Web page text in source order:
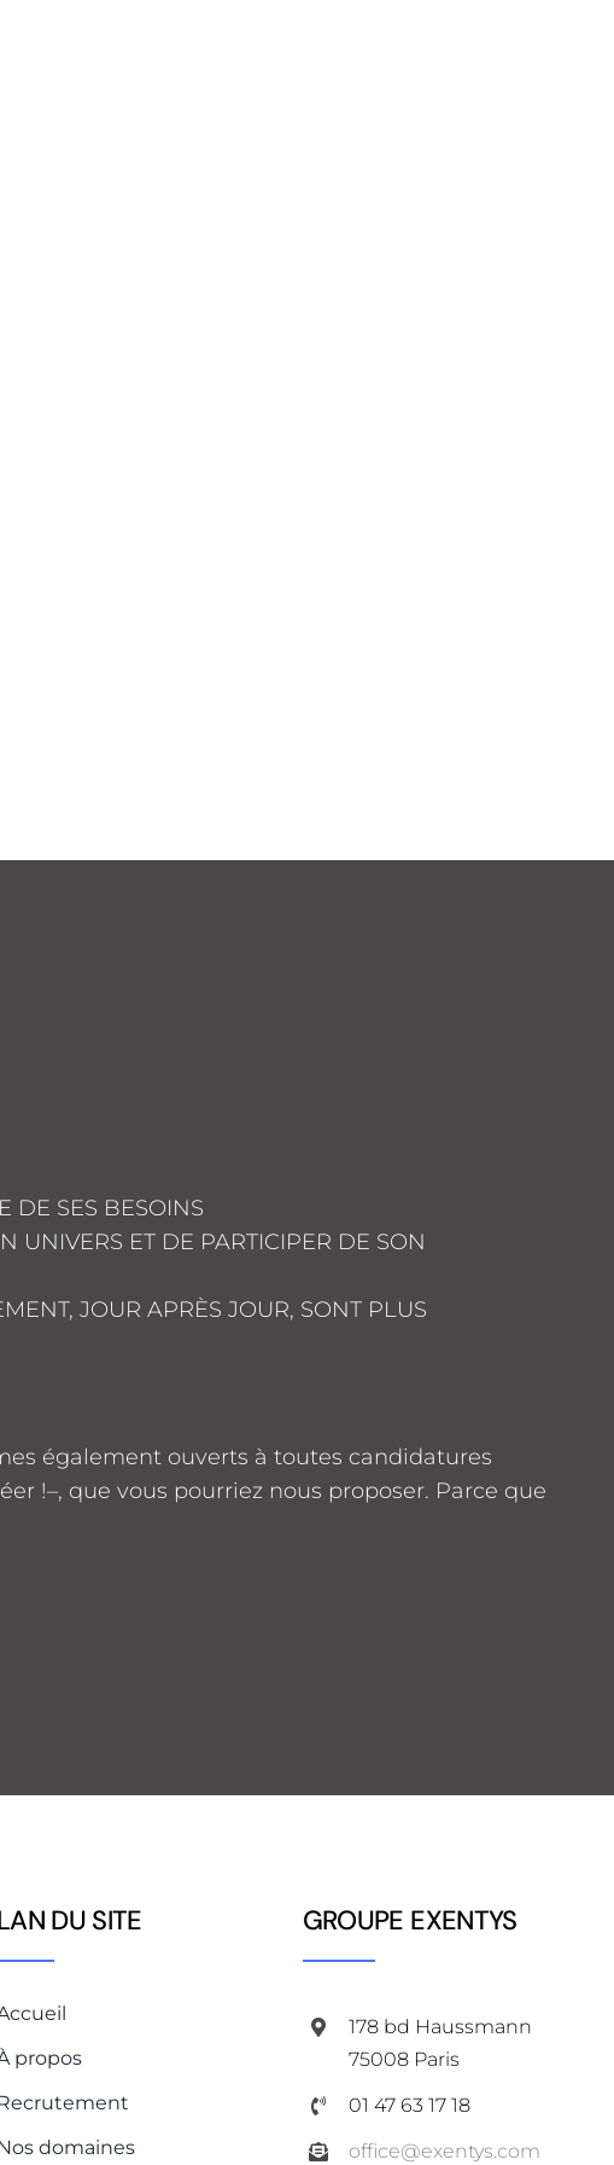
DE SES BESOINS
UNIVERS ET DE PARTICIPER DE SON
JOUR APRÈS JOUR, SONT PLUS
également ouverts à toutes candidatures
!–, que vous pourriez nous proposer. Parce que
DU SITE
propos
domaines
GROUPE EXENTYS
178 bd Haussmann
75008 Paris
01 47 63 17 18
office@exentys.com